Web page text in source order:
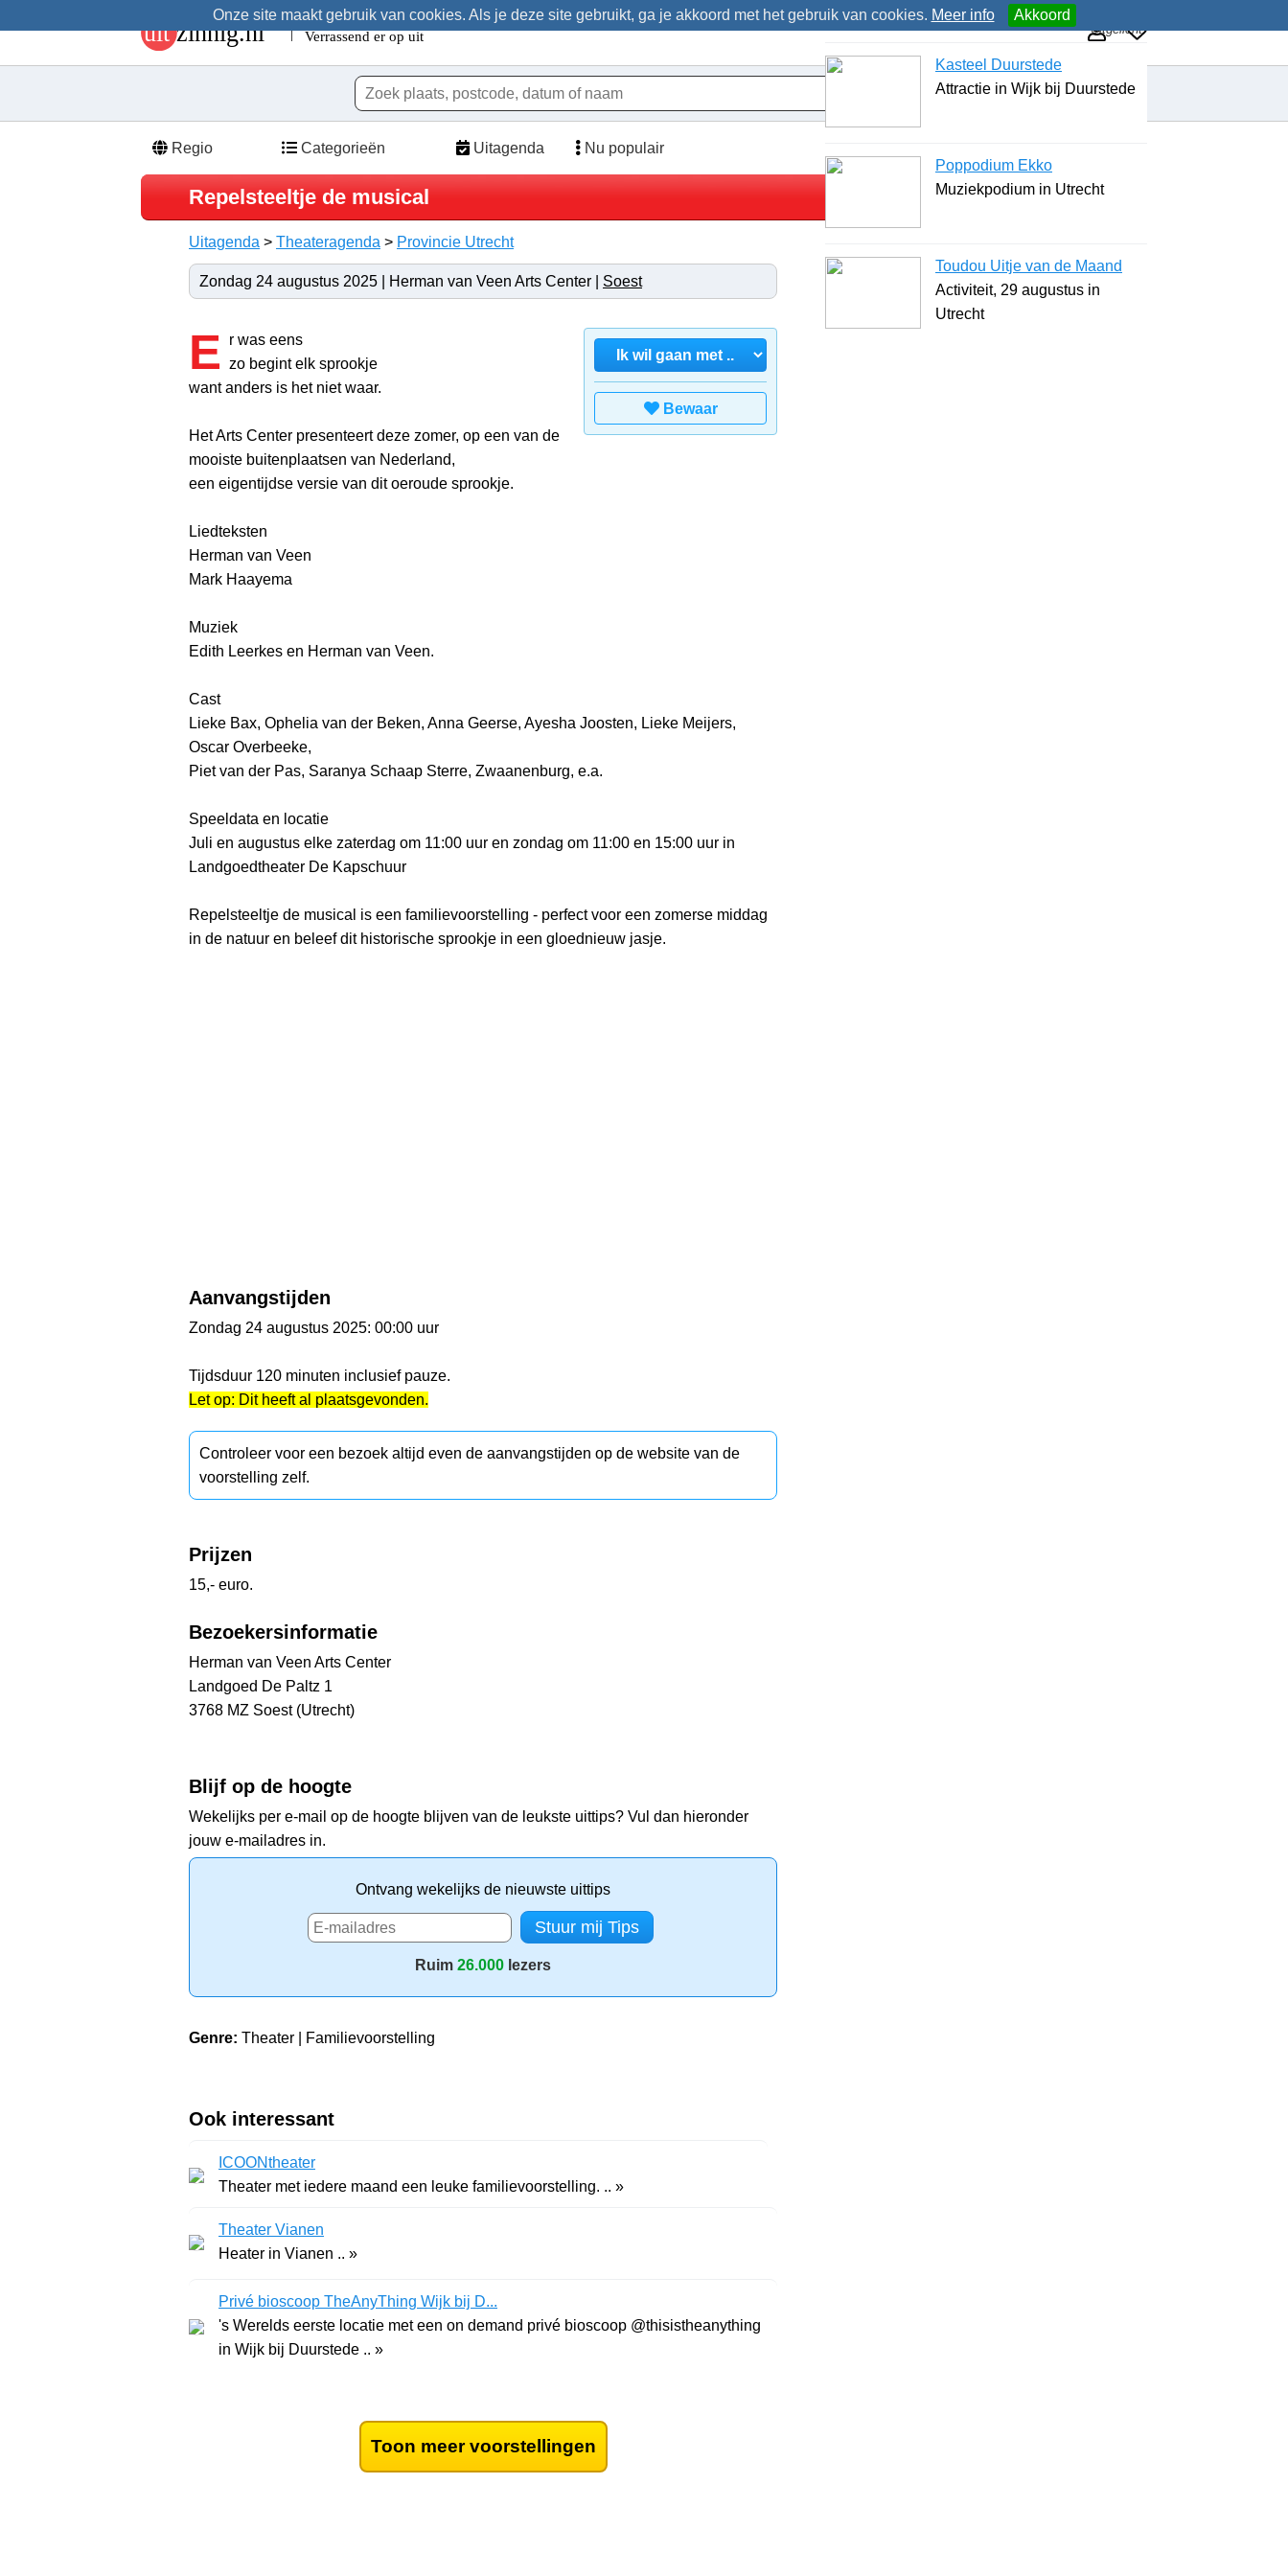
Onze site maakt gebruik van cookies. Als je deze site gebruikt, ga je akkoord met het gebruik van cookies. Meer info Akkoord
Regio Categorieën Uitagenda Nu populair
Repelsteeltje de musical
Uitagenda > Theateragenda > Provincie Utrecht
Zondag 24 augustus 2025 | Herman van Veen Arts Center | Soest
Bewaar
E
r was eens
zo begint elk sprookje
want anders is het niet waar.
Het Arts Center presenteert deze zomer, op een van de
mooiste buitenplaatsen van Nederland,
een eigentijdse versie van dit oeroude sprookje.
Liedteksten
Herman van Veen
Mark Haayema
Muziek
Edith Leerkes en Herman van Veen.
Cast
Lieke Bax, Ophelia van der Beken, Anna Geerse, Ayesha Joosten, Lieke Meijers,
Oscar Overbeeke,
Piet van der Pas, Saranya Schaap Sterre, Zwaanenburg, e.a.
Speeldata en locatie
Juli en augustus elke zaterdag om 11:00 uur en zondag om 11:00 en 15:00 uur in
Landgoedtheater De Kapschuur
Repelsteeltje de musical is een familievoorstelling - perfect voor een zomerse middag
in de natuur en beleef dit historische sprookje in een gloednieuw jasje.
Aanvangstijden
Zondag 24 augustus 2025: 00:00 uur
Tijdsduur 120 minuten inclusief pauze.
Let op: Dit heeft al plaatsgevonden.
Controleer voor een bezoek altijd even de aanvangstijden op de website van de
voorstelling zelf.
Prijzen
15,- euro.
Bezoekersinformatie
Herman van Veen Arts Center
Landgoed De Paltz 1
3768 MZ Soest (Utrecht)
Blijf op de hoogte
Wekelijks per e-mail op de hoogte blijven van de leukste uittips? Vul dan hieronder
jouw e-mailadres in.
Ontvang wekelijks de nieuwste uittips
Ruim 26.000 lezers
Genre: Theater | Familievoorstelling
Ook interessant
ICOONtheater
Theater met iedere maand een leuke familievoorstelling. .. »
Theater Vianen
Heater in Vianen .. »
Privé bioscoop TheAnyThing Wijk bij D...
's Werelds eerste locatie met een on demand privé bioscoop @thisistheanything
in Wijk bij Duurstede .. »
Toon meer voorstellingen
Uitgelicht
Kasteel Duurstede
Attractie in Wijk bij Duurstede
Poppodium Ekko
Muziekpodium in Utrecht
Toudou Uitje van de Maand
Activiteit, 29 augustus in
Utrecht